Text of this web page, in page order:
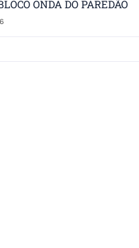
ONDA DO PAREDÃO